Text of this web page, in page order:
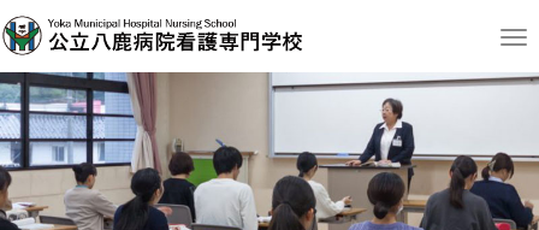
T
g
e
n
a